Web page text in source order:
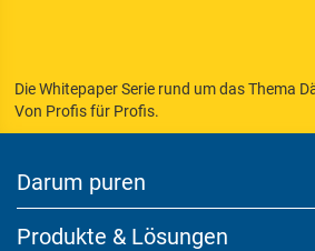
Die Whitepaper Serie rund um das Thema
Von Profis für Profis.
Darum puren
Produkte & Lösungen